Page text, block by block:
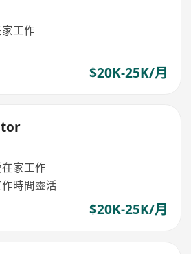
工作
$20K-25K/月
家工作
時間靈活
$20K-25K/月